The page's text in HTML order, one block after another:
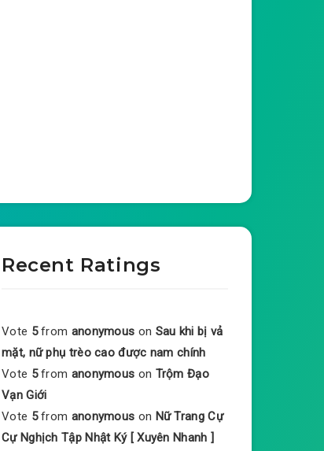
Recent Ratings
Vote 5 from anonymous on Sau khi bị vả
mặt, nữ phụ trèo cao được nam chính
Vote 5 from anonymous on Trộm Đạo
Vạn Giới
Vote 5 from anonymous on Nữ Trang Cự
Cự Nghịch Tập Nhật Ký [ Xuyên Nhanh ]